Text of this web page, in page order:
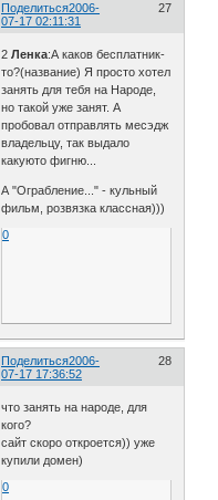
Поделиться 27
2006-
07-17 02:11:31
2Ленка:А каков бесплатник-
то?(название) Я просто хотел
занять для тебя на Народе,
но такой уже занят. А
пробовал отправлять месэдж
владельцу, так выдало
какуюто фигню...
А "Ограбление..." - кульный
фильм, розвязка классная)))
0
Поделиться 28
2006-
07-17 17:36:52
что занять на народе, для
кого?
сайт скоро откроется)) уже
купили домен)
0